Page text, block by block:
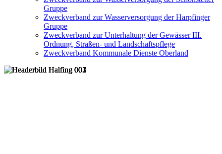
Gruppe
Zweckverband zur Wasserversorgung der Harpfinger
Gruppe
Zweckverband zur Unterhaltung der Gewässer III.
Ordnung, Straßen- und Landschaftspflege
Zweckverband Kommunale Dienste Oberland